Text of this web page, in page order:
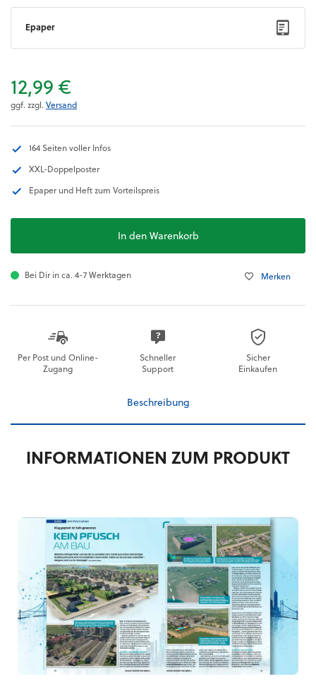
Epaper
12,99 €
ggf. zzgl. Versand
164 Seiten voller Infos
XXL-Doppelposter
Epaper und Heft zum Vorteilspreis
In den Warenkorb
Bei Dir in ca. 4-7 Werktagen Merken
Per Post und Online-
Zugang
Schneller
Support
Sicher
Einkaufen
Beschreibung
INFORMATIONEN ZUM PRODUKT